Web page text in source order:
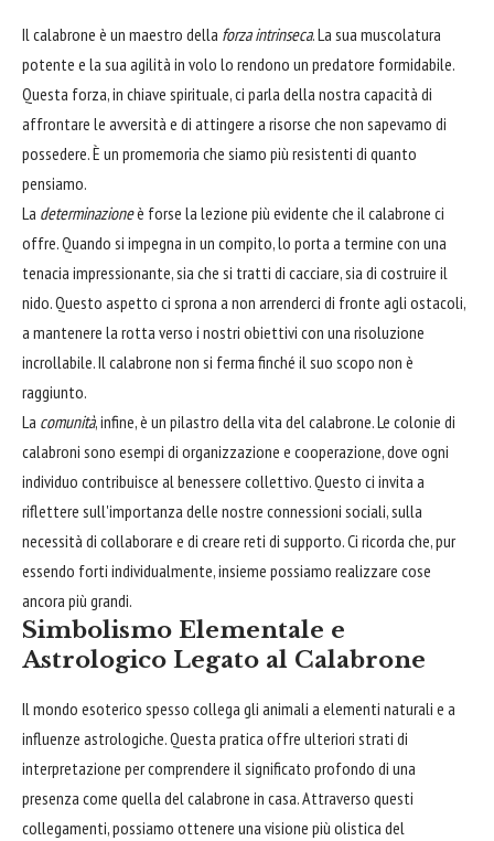
Il calabrone è un maestro della forza intrinseca. La sua muscolatura
potente e la sua agilità in volo lo rendono un predatore formidabile.
Questa forza, in chiave spirituale, ci parla della nostra capacità di
affrontare le avversità e di attingere a risorse che non sapevamo di
possedere. È un promemoria che siamo più resistenti di quanto
pensiamo.
La determinazioneè forse la lezione più evidente che il calabrone ci
offre. Quando si impegna in un compito, lo porta a termine con una
tenacia impressionante, sia che si tratti di cacciare, sia di costruire il
nido. Questo aspetto ci sprona a non arrenderci di fronte agli ostacoli,
a mantenere la rotta verso i nostri obiettivi con una risoluzione
incrollabile. Il calabrone non si ferma finché il suo scopo non è
raggiunto.
La comunità, infine, è un pilastro della vita del calabrone. Le colonie di
calabroni sono esempi di organizzazione e cooperazione, dove ogni
individuo contribuisce al benessere collettivo. Questo ci invita a
riflettere sull'importanza delle nostre connessioni sociali, sulla
necessità di collaborare e di creare reti di supporto. Ci ricorda che, pur
essendo forti individualmente, insieme possiamo realizzare cose
ancora più grandi.
Simbolismo Elementale e
Astrologico Legato al Calabrone
Il mondo esoterico spesso collega gli animali a elementi naturali e a
influenze astrologiche. Questa pratica offre ulteriori strati di
interpretazione per comprendere il significato profondo di una
presenza come quella del calabrone in casa. Attraverso questi
collegamenti, possiamo ottenere una visione più olistica del